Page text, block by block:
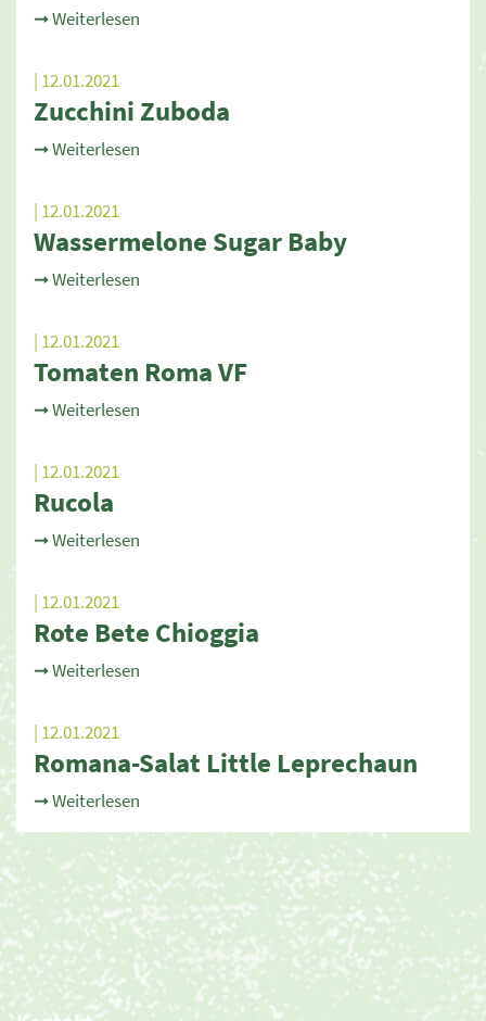
➞ Weiterlesen
| 12.01.2021
Zucchini Zuboda
➞ Weiterlesen
| 12.01.2021
Wassermelone Sugar Baby
➞ Weiterlesen
| 12.01.2021
Tomaten Roma VF
➞ Weiterlesen
| 12.01.2021
Rucola
➞ Weiterlesen
| 12.01.2021
Rote Bete Chioggia
➞ Weiterlesen
| 12.01.2021
Romana-Salat Little Leprechaun
➞ Weiterlesen